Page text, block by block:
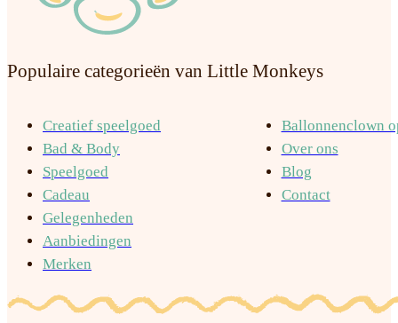
Populaire categorieën van Little Monkeys
Creatief speelgoed
Bad & Body
Speelgoed
Cadeau
Gelegenheden
Aanbiedingen
Merken
Ballonnenclown
Over ons
Blog
Contact